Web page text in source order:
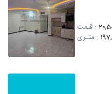
: قیمت
: متـری